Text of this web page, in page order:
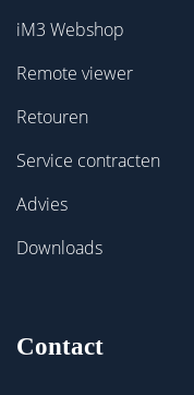
iM3 Webshop
Remote viewer
Retouren
Service contracten
Advies
Downloads
Contact